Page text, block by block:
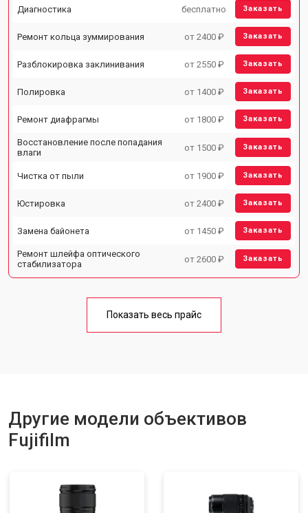
Диагностика бесплатно Заказать
Ремонт кольца зуммирования от 2400 ₽ Заказать
Разблокировка заклинивания от 2550 ₽ Заказать
Полировка от 1400 ₽ Заказать
Ремонт диафрагмы от 1800 ₽ Заказать
Восстановление после попадания
влаги
от 1500 ₽ Заказать
Чистка от пыли от 1900 ₽ Заказать
Юстировка от 2400 ₽ Заказать
Замена байонета от 1450 ₽ Заказать
Ремонт шлейфа оптического
стабилизатора
от 2600 ₽ Заказать
Показать весь прайс
Другие модели объективов
Fujifilm